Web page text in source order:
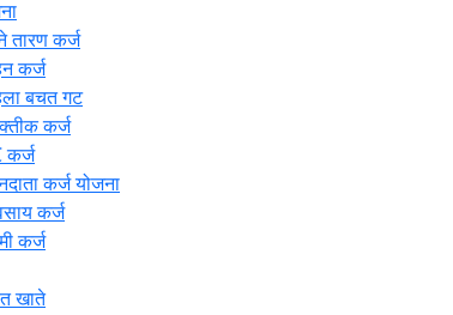
तारण कर्ज
कर्ज
बचत गट
कर्ज
कर्ज
कर्ज योजना
कर्ज
कर्ज
खाते